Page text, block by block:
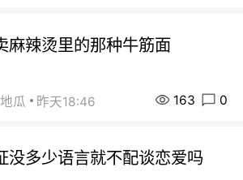
麻辣烫里的那种牛筋面
瓜 昨天18:46 163 0
没多少语言就不配谈恋爱吗